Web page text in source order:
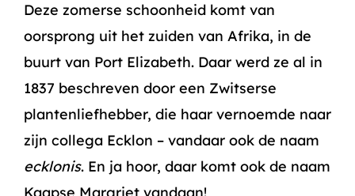
Deze zomerse schoonheid komt van
oorsprong uit het zuiden van Afrika, in de
buurt van Port Elizabeth. Daar werd ze al in
1837 beschreven door een Zwitserse
plantenliefhebber, die haar vernoemde naar
zijn collega Ecklon – vandaar ook de naam
ecklonis. En ja hoor, daar komt ook de naam